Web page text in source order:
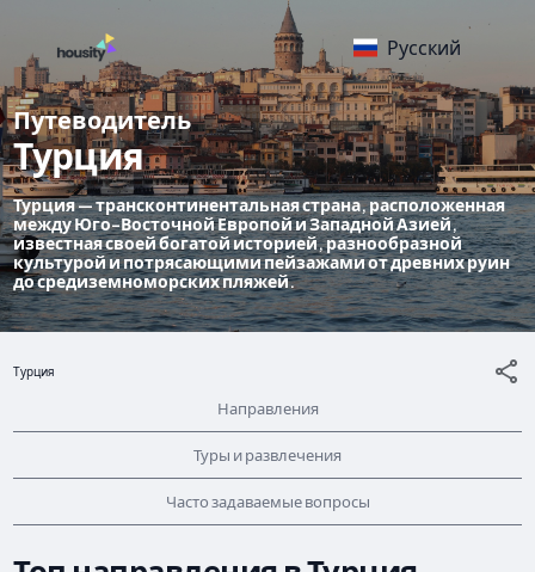
Русский
Путеводитель
Турция
Турция — трансконтинентальная страна, расположенная
между Юго-Восточной Европой и Западной Азией,
известная своей богатой историей, разнообразной
культурой и потрясающими пейзажами от древних руин
до средиземноморских пляжей.
Турция
Направления
Туры и развлечения
Часто задаваемые вопросы